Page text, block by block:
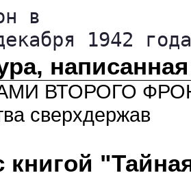
в
1942
ВТОРОГО
сверхдержав
книгой